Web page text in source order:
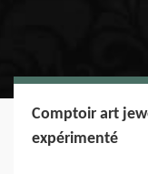
Comptoir art
expérimenté